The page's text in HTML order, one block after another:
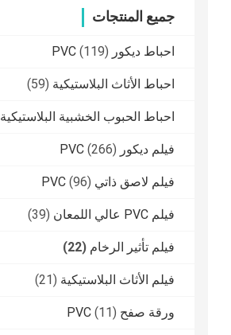
جميع المنتجات
احباط ديكور PVC (119)
احباط الأثاث البلاستيكية (59)
احباط الحبوب الخشبية البلاستيكية
فيلم ديكور PVC (266)
فيلم لاصق ذاتي PVC (96)
فيلم PVC عالي اللمعان (39)
فيلم تأثير الرخام (22)
فيلم الأثاث البلاستيكية (21)
ورقة صفح PVC (11)